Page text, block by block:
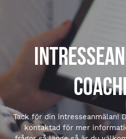
Tack för din intresseanmälan!
kontaktad för mer